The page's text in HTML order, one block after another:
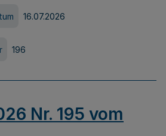
16.07.2026
196
Nr. 195 vom